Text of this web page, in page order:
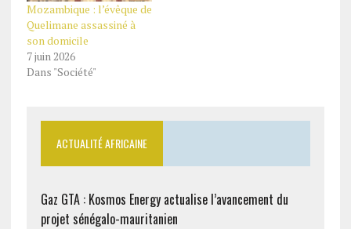
Mozambique : l’évêque de
Quelimane assassiné à
son domicile
7 juin 2026
Dans "Société"
ACTUALITÉ AFRICAINE
Gaz GTA : Kosmos Energy actualise l’avancement du
projet sénégalo-mauritanien